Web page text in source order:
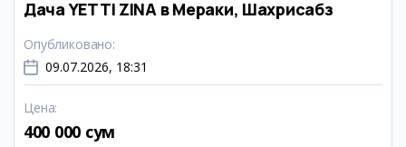
Дача YETTI ZINA в Мераки, Шахрисабз
Опубликовано:
09.07.2026, 18:31
Цена:
400 000 сум